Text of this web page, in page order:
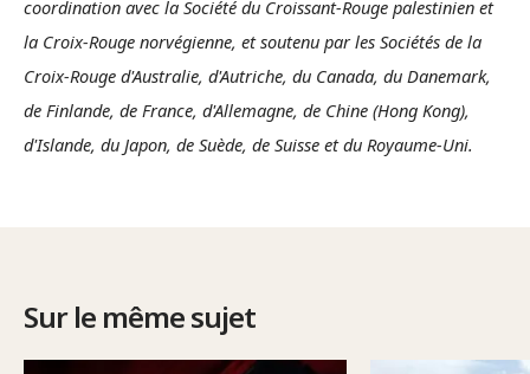
coordination avec la Société du Croissant-Rouge palestinien et
la Croix-Rouge norvégienne, et soutenu par les Sociétés de la
Croix-Rouge d'Australie, d'Autriche, du Canada, du Danemark,
de Finlande, de France, d'Allemagne, de Chine (Hong Kong),
d'Islande, du Japon, de Suède, de Suisse et du Royaume-Uni.
Sur le même sujet